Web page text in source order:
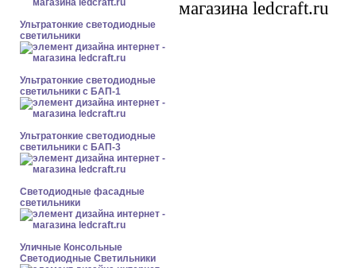
Ультратонкие светодиодные
светильники
Ультратонкие светодиодные
светильники с БАП-1
Ультратонкие светодиодные
светильники с БАП-3
Светодиодные фасадные
светильники
Уличные Консольные
Светодиодные Светильники